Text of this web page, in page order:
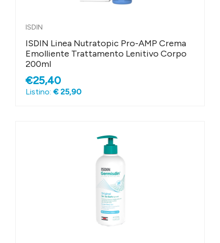
ISDIN
ISDIN Linea Nutratopic Pro-AMP Crema
Emolliente Trattamento Lenitivo Corpo
200ml
€25,40
Listino: € 25,90